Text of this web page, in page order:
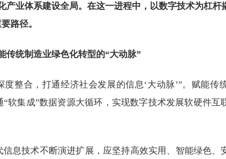
业体系建设全局。在这一进程中，以数字技术为杠杆
路径。
传统制造业绿色化转型的“大动脉”
整合，打通经济社会发展的信息‘大动脉’”。赋能传
集成”数据资源大循环，实现数字技术发展软硬件互
息技术不断演进扩展，应坚持高效实用、智能绿色、